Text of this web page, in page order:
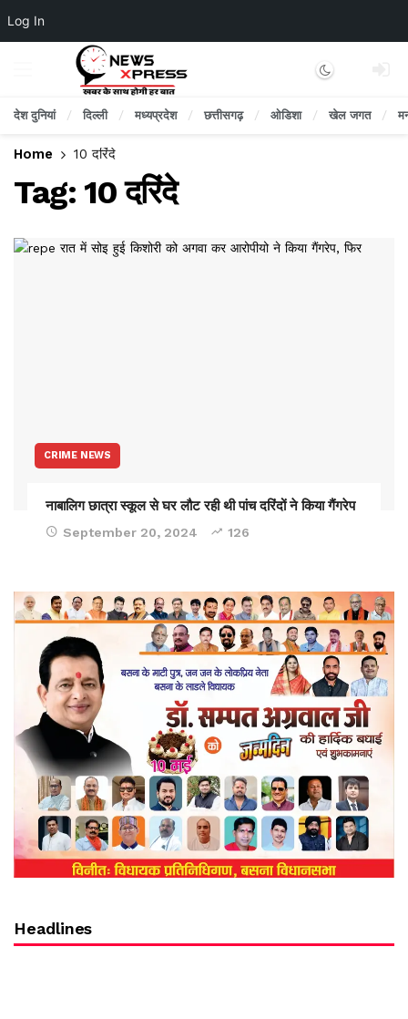
Log In
Dark mode
देश दुनियां दिल्ली मध्यप्रदेश छत्तीसगढ़ ओडिशा खेल जगत
Home 10 दरिंदे
Tag: 10 दरिंदे
CRIME NEWS
नाबालिग छात्रा स्कूल से घर लौट रही थी पांच दरिंदों ने किया गैंगरेप
September 20, 2024 126
Headlines